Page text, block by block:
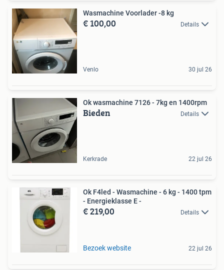
Wasmachine Voorlader -8 kg
€ 100,00 Details
Venlo 30 jul 26
Ok wasmachine 7126 - 7kg en 1400rpm
Bieden Details
Kerkrade 22 jul 26
Ok F4led - Wasmachine - 6 kg - 1400 tpm
- Energieklasse E -
€ 219,00 Details
Bezoek website 22 jul 26